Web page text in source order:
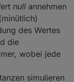
null annehmen
des Wertes
die
wobei jede
simulieren